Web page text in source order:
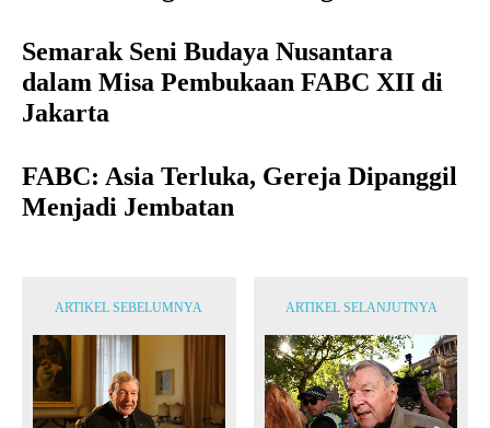
Semarak Seni Budaya Nusantara
dalam Misa Pembukaan FABC XII di
Jakarta
FABC: Asia Terluka, Gereja Dipanggil
Menjadi Jembatan
ARTIKEL SEBELUMNYA ARTIKEL SELANJUTNYA